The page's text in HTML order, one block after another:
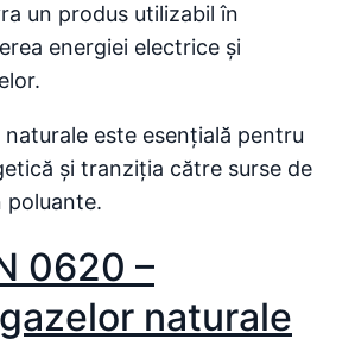
un produs utilizabil în
energiei electrice și
este esențială pentru
și tranziția către surse de
poluante.
0620 –
naturale